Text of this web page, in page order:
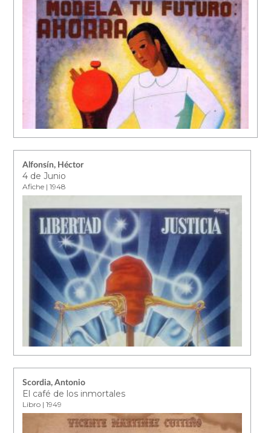
Alfonsín, Héctor
4 de Junio
Afiche | 1948
Scordia, Antonio
El café de los inmortales
Libro | 1949